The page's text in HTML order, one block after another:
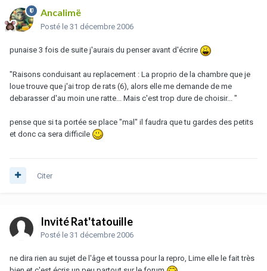
Ancalimë
Posté le 31 décembre 2006
punaise 3 fois de suite j'aurais du penser avant d'écrire
"Raisons conduisant au replacement : La proprio de la chambre que je
loue trouve que j'ai trop de rats (6), alors elle me demande de me
debarasser d'au moin une ratte... Mais c'est trop dure de choisir... "
pense que si ta portée se place "mal" il faudra que tu gardes des petits
et donc ca sera difficile
Citer
Invité Rat'tatouille
Posté le 31 décembre 2006
ne dira rien au sujet de l'âge et toussa pour la repro, Lime elle le fait très